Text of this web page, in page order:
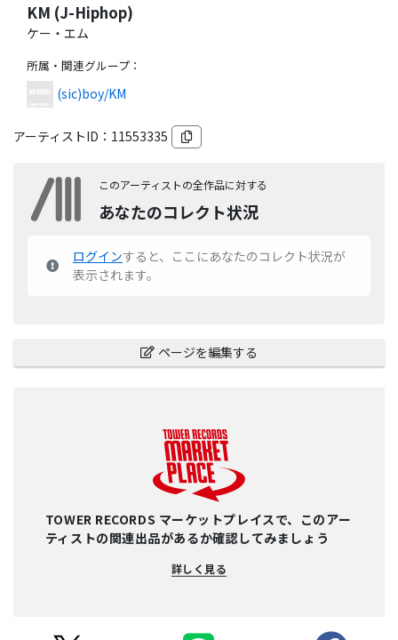
KM (J-Hiphop)
ケー・エム
所属・関連グループ ：
(sic)boy/KM
アーティストID： 11553335
このアーティストの全作品に対する
あなたのコレクト状況
ログインすると、ここにあなたのコレクト状況が
表示されます。
ページを編集する
TOWER RECORDS マーケットプレイスで、このアー
ティストの関連出品があるか確認してみましょう
詳しく見る